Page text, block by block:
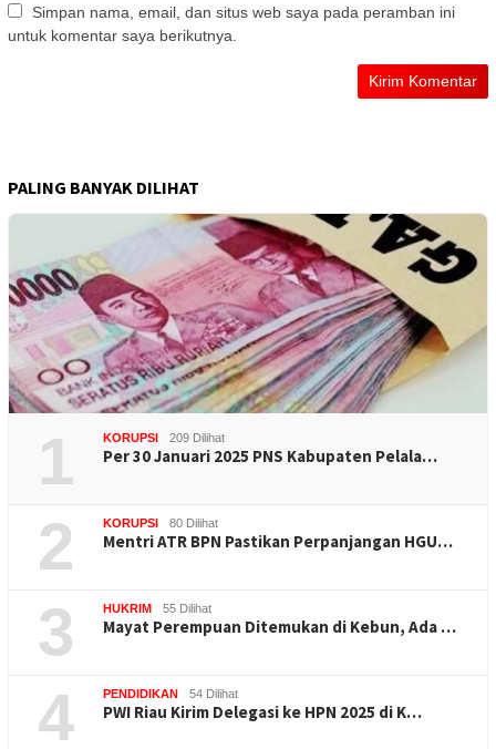
Simpan nama, email, dan situs web saya pada peramban ini
untuk komentar saya berikutnya.
PALING BANYAK DILIHAT
1 KORUPSI 209 Dilihat
Per 30 Januari 2025 PNS Kabupaten Pelala…
2 KORUPSI 80 Dilihat
Mentri ATR BPN Pastikan Perpanjangan HGU…
3 HUKRIM 55 Dilihat
Mayat Perempuan Ditemukan di Kebun, Ada …
4 PENDIDIKAN 54 Dilihat
PWI Riau Kirim Delegasi ke HPN 2025 di K…